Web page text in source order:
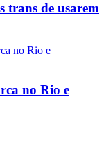
trans de usarem
no Rio e